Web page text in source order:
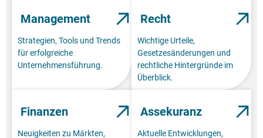
Management
Strategien, Tools und Trends
für erfolgreiche
Unternehmensführung.
Recht
Wichtige Urteile,
Gesetzesänderungen und
rechtliche Hintergründe im
Überblick.
Finanzen
Neuigkeiten zu Märkten,
Assekuranz
Aktuelle Entwicklungen,